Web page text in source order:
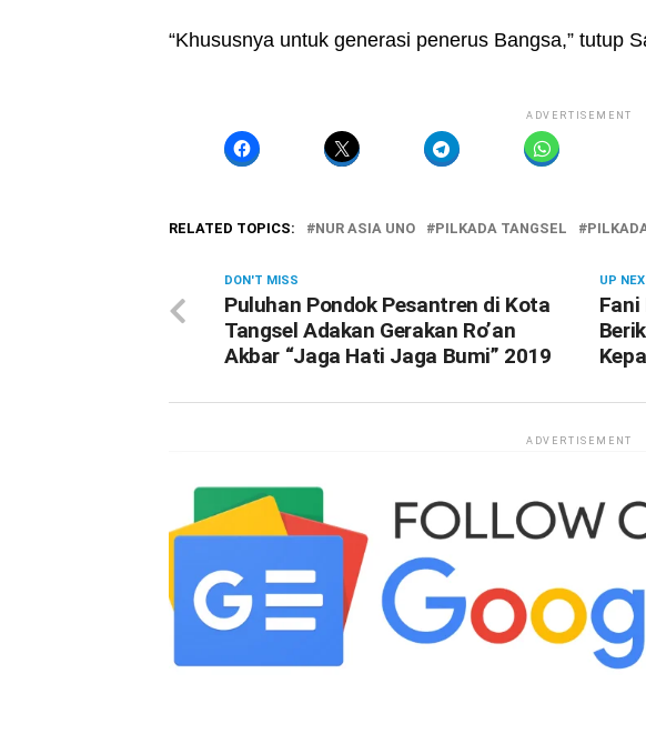
“Khususnya untuk generasi penerus Bangsa,” tutup
ADVERTISEMENT
RELATED TOPICS: NUR ASIA UNO PILKADA TANGSEL
UP
DON'T MISS
Puluhan Pondok Pesantren di Kota
Tangsel Adakan Gerakan Ro’an
Akbar “Jaga Hati Jaga Bumi” 2019
ADVERTISEMENT